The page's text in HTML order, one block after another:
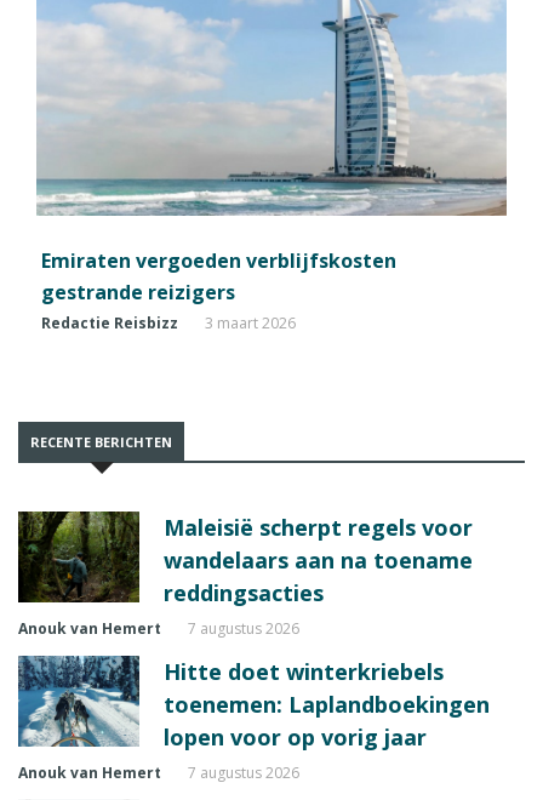
Emiraten vergoeden verblijfskosten
gestrande reizigers
Redactie Reisbizz 3 maart 2026
RECENTE BERICHTEN
Maleisië scherpt regels voor
wandelaars aan na toename
reddingsacties
Anouk van Hemert 7 augustus 2026
Hitte doet winterkriebels
toenemen: Laplandboekingen
lopen voor op vorig jaar
Anouk van Hemert 7 augustus 2026